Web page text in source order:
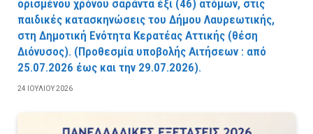
ορισμένου χρόνου σαράντα έξι (46) ατόμων, στις
παιδικές κατασκηνώσεις του Δήμου Λαυρεωτικής,
στη Δημοτική Ενότητα Κερατέας Αττικής (θέση
Διόνυσος). (Προθεσμία υποβολής Αιτήσεων : από
25.07.2026 έως και την 29.07.2026).
24 ΙΟΥΛΊΟΥ 2026